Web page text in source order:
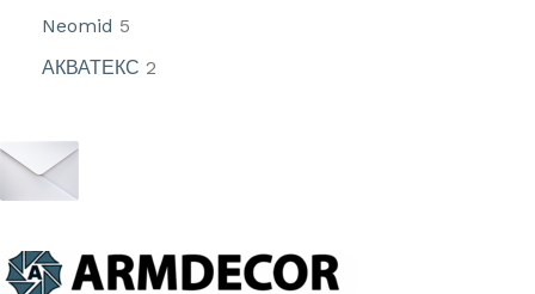
Neomid 5
АКВАТЕКС 2